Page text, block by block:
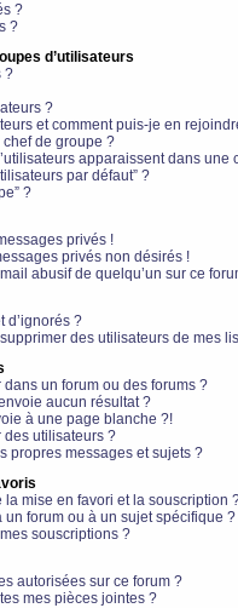
?
?
d’utilisateurs
?
?
et comment puis-je en
de groupe ?
apparaissent dans une
par défaut” ?
?
privés !
privés non désirés !
abusif de quelqu’un sur ce
d’ignorés ?
des utilisateurs de mes
un forum ou des forums ?
aucun résultat ?
à une page blanche ?!
utilisateurs ?
propres messages et sujets ?
mise en favori et la souscription
forum ou à un sujet spécifique ?
souscriptions ?
autorisées sur ce forum ?
mes pièces jointes ?